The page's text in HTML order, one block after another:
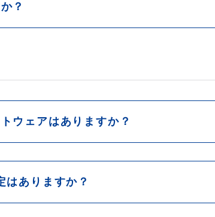
？
ウェアはありますか？
はありますか？